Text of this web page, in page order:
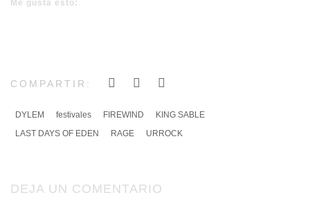
Me gusta esto:
COMPARTIR:
DYLEM festivales FIREWIND
KING SABLE
LAST DAYS OF EDEN
RAGE URROCK
DEJA UN COMENTARIO